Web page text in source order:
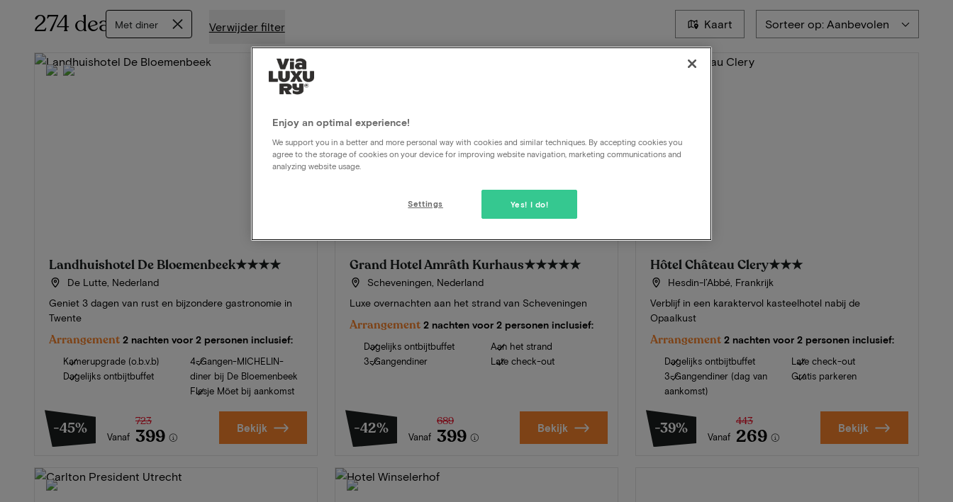
274 dealsMet diner Verwijder filter Kaart Sorteer op: Aanbevolen
Landhuishotel De Bloemenbeek★★★★
De Lutte, Nederland
Geniet 3 dagen van rust en bijzondere gastronomie in
Twente
Arrangement 2 nachten voor 2 personen inclusief:
Kamerupgrade (o.b.v.b)
Dagelijks ontbijtbuffet
4-Gangen-MICHELIN-
diner bij De Bloemenbeek
Flesje Möet bij aankomst
-45% Vanaf
723
399 Bekijk
Grand Hotel Amrâth Kurhaus★★★★★
Scheveningen, Nederland
Luxe overnachten aan het strand van Scheveningen
Arrangement 2 nachten voor 2 personen inclusief:
Dagelijks ontbijtbuffet
3-Gangendiner
Aan het strand
Late check-out
-42% Vanaf
689
399 Bekijk
Hôtel Château Clery★★★
Hesdin-l’Abbé, Frankrijk
Verblijf in een karaktervol kasteelhotel nabij de
Opaalkust
Arrangement 2 nachten voor 2 personen inclusief:
Dagelijks ontbijtbuffet
3-Gangendiner (dag van
aankomst)
Late check-out
Gratis parkeren
-39% Vanaf
443
269 Bekijk
Enjoy an optimal experience!
We support you in a better and more personal way with cookies and similar techniques. By accepting cookies you
agree to the storage of cookies on your device for improving website navigation, marketing communications and
analyzing website usage.
Yes! I do!
Settings